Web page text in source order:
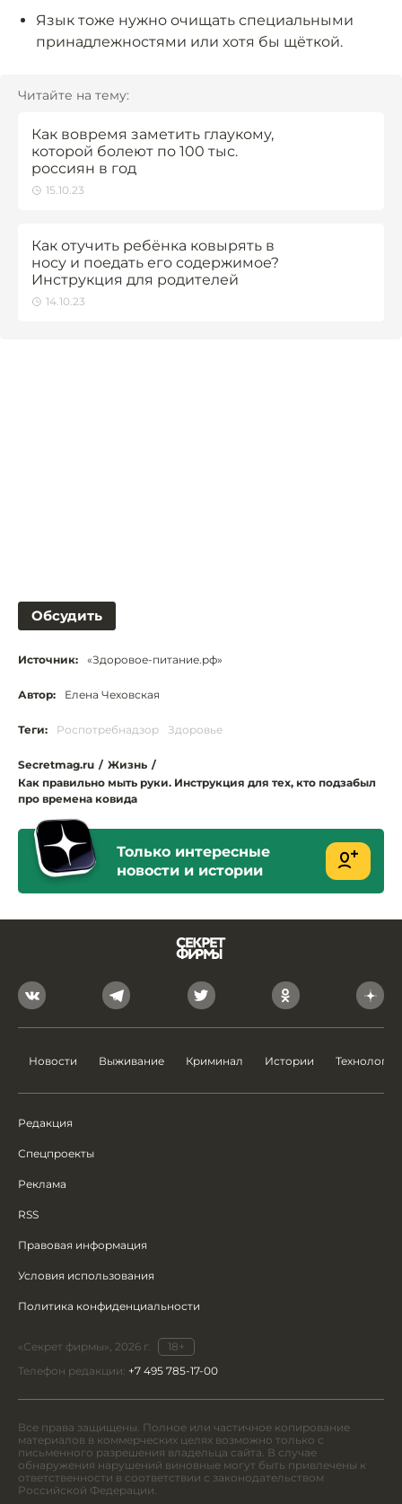
Язык тоже нужно очищать специальными
принадлежностями или хотя бы щёткой.
Читайте на тему:
Как вовремя заметить глаукому,
которой болеют по 100 тыс.
россиян в год
15.10.23
Как отучить ребёнка ковырять в
носу и поедать его содержимое?
Инструкция для родителей
14.10.23
Обсудить
Источник: «Здоровое-питание.рф»
Автор: Елена Чеховская
Теги: Роспотребнадзор Здоровье
Secretmag.ru / Жизнь /
Как правильно мыть руки. Инструкция для тех, кто подзабыл
про времена ковида
Только интересные
новости и истории
Новости Выживание Криминал Истории Технологии
Редакция
Спецпроекты
Реклама
RSS
Правовая информация
Условия использования
Политика конфиденциальности
«Секрет фирмы», 2026 г.
18+
Телефон редакции: +7 495 785-17-00
Все права защищены. Полное или частичное копирование
материалов в коммерческих целях возможно только с
письменного разрешения владельца сайта. В случае
обнаружения нарушений виновные могут быть привлечены к
ответственности в соответствии с законодательством
Российской Федерации.